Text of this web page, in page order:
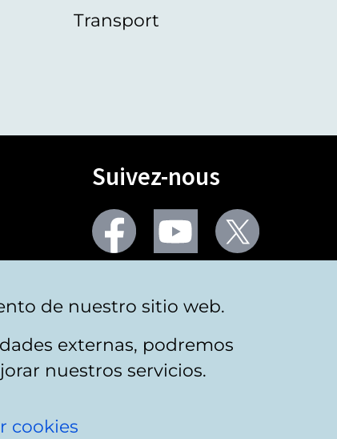
Transport
Suivez-nous
Facebook Youtube
de nuestro sitio web.
externas, podremos
nuestros servicios.
cookies